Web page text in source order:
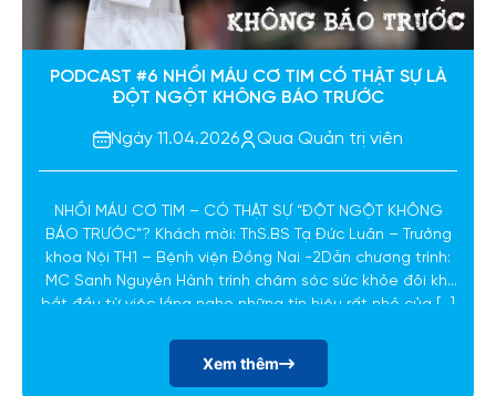
PODCAST #6 NHỒI MÁU CƠ TIM CÓ THẬT SỰ LÀ
ĐỘT NGỘT KHÔNG BÁO TRƯỚC
Ngày 11.04.2026 Qua Quản trị viên
NHỒI MÁU CƠ TIM – CÓ THẬT SỰ “ĐỘT NGỘT KHÔNG
BÁO TRƯỚC”? Khách mời: ThS.BS Tạ Đức Luân – Trưởng
khoa Nội TH1 – Bệnh viện Đồng Nai -2Dẫn chương trình:
MC Sanh Nguyễn Hành trình chăm sóc sức khỏe đôi khi
bắt đầu từ việc lắng nghe những tín hiệu rất nhỏ của […]
Xem thêm